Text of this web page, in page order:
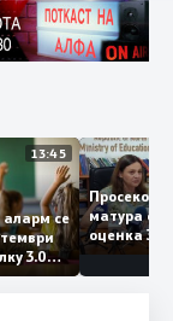
13:45
аларм се
3.000
матура
оценка